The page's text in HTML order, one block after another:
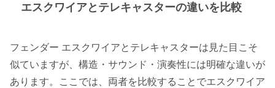
エスクワイアとテレキャスターの違いを比較
フェンダー エスクワイアとテレキャスターは見た目こそ
似ていますが、構造・サウンド・演奏性には明確な違いが
あります。ここでは、両者を比較することでエスクワイア